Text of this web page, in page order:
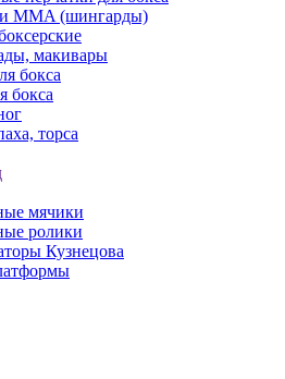
MMA (шингарды)
макивары
бокса
бокса
торса
мячики
ролики
Кузнецова